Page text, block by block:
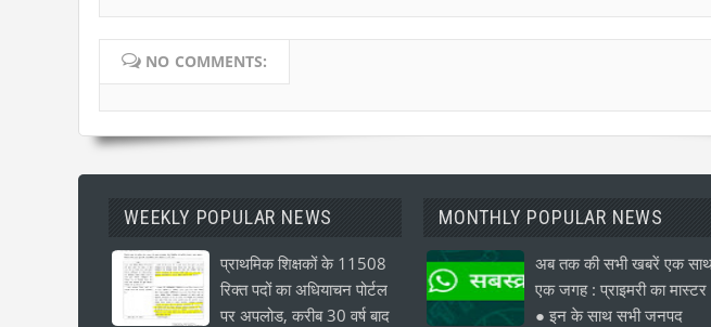
NO COMMENTS:
WEEKLY POPULAR NEWS
प्राथमिक शिक्षकों के 11508
रिक्त पदों का अधियाचन पोर्टल
पर अपलोड, करीब 30 वर्ष बाद
MONTHLY POPULAR NEWS
अब तक की सभी खबरें एक
एक जगह : प्राइमरी का मास्टर
● इन के साथ सभी जनपद